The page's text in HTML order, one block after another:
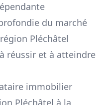
du marché
Pléchâtel
réussir et à atteindre
immobilier